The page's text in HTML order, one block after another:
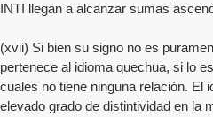
INTI llegan a alcanzar sumas
(xvii) Si bien su signo no es
pertenece al idioma quechua, si lo
cuales no tiene ninguna relación. El
elevado grado de distintividad en la